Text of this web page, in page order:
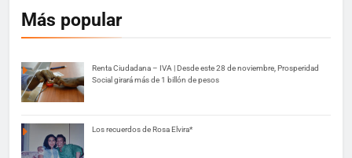
Más popular
Renta Ciudadana – IVA | Desde este 28 de noviembre, Prosperidad
Social girará más de 1 billón de pesos
Los recuerdos de Rosa Elvira*